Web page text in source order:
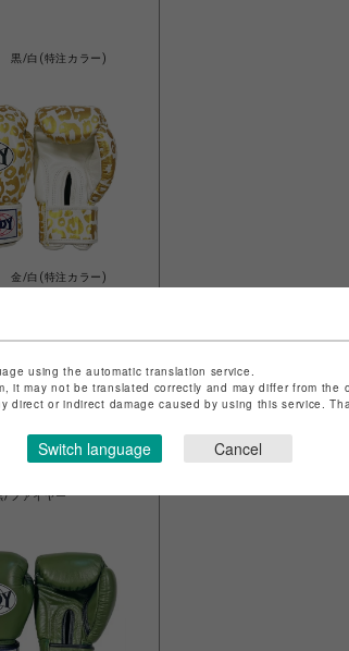
黒/白(特注カラー)
金/白(特注カラー)
/ファイヤー
using the automatic translation service.
it may not be translated correctly and may differ from the
or indirect damage caused by using this service.
Switch language Cancel